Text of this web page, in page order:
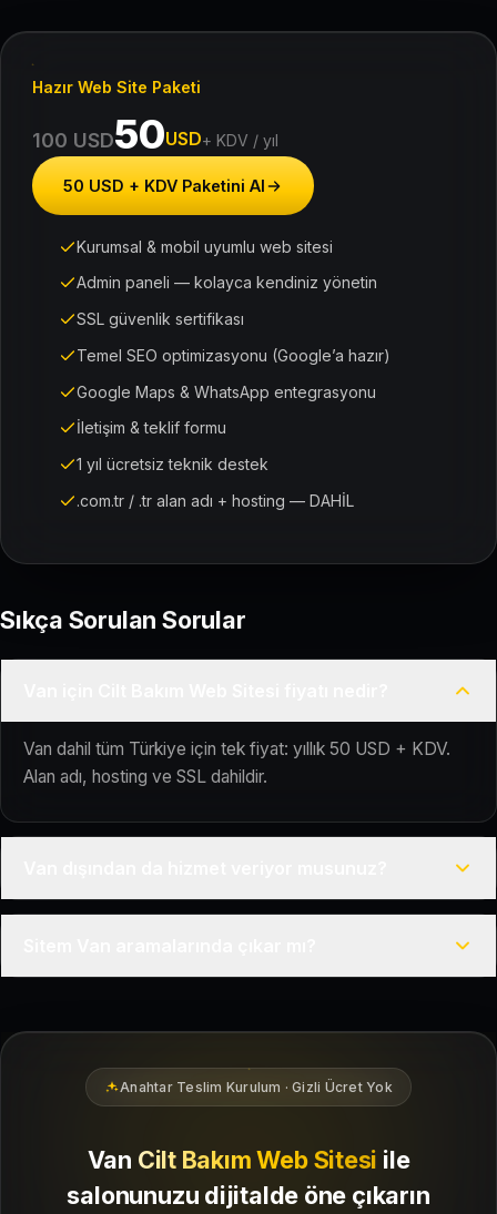
Hazır Web Site Paketi
100 USD50USD+ KDV / yıl
50 USD + KDV Paketini Al
Kurumsal & mobil uyumlu web sitesi
Admin paneli — kolayca kendiniz yönetin
SSL güvenlik sertifikası
Temel SEO optimizasyonu (Google’a hazır)
Google Maps & WhatsApp entegrasyonu
İletişim & teklif formu
1 yıl ücretsiz teknik destek
.com.tr / .tr alan adı + hosting — DAHİL
Sıkça Sorulan Sorular
Van dahil tüm Türkiye için tek fiyat: yıllık 50 USD + KDV.
Alan adı, hosting ve SSL dahildir.
Van bölgesindeki yerel müşterilerin sizi bulmasına yardımcı
Anahtar Teslim Kurulum · Gizli Ücret Yok
Van Cilt Bakım Web Sitesi ile
salonunuzu dijitalde öne çıkarın